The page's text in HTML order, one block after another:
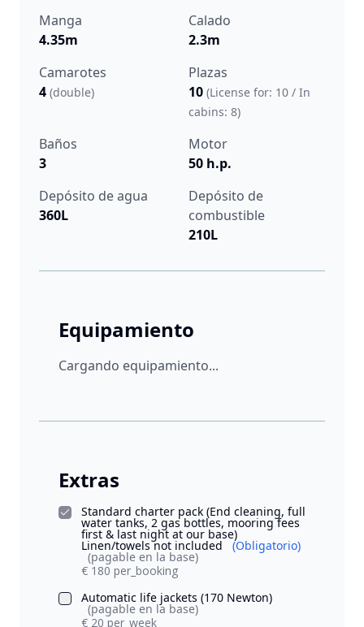
Manga
4.35m
Calado
2.3m
Camarotes
4 (double)
Plazas
10 (License for: 10 / In
cabins: 8)
Baños
3
Motor
50 h.p.
Depósito de agua
360L
Depósito de
combustible
210L
Equipamiento
Cargando equipamiento...
Extras
Standard charter pack (End cleaning, full
water tanks, 2 gas bottles, mooring fees
first & last night at our base)
Linen/towels not included (Obligatorio)
(pagable en la base)
€ 180 per_booking
Automatic life jackets (170 Newton)
(pagable en la base)
€ 20 per_week